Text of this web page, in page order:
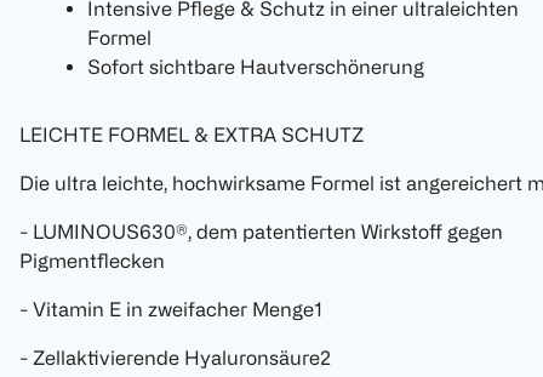
Intensive Pflege & Schutz in einer ultraleichten
Formel
Sofort sichtbare Hautverschönerung
LEICHTE FORMEL & EXTRA SCHUTZ
Die ultra leichte, hochwirksame Formel ist angereichert
- LUMINOUS630®, dem patentierten Wirkstoff gegen
Pigmentflecken
- Vitamin E in zweifacher Menge1
- Zellaktivierende Hyaluronsäure2